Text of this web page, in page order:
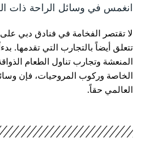
انغمس في وسائل الراحة ذات
لا تقتصر الفخامة في فنادق دبي
تتعلق أيضاً بالتجارب التي تقدمها.
المنعشة وتجارب تناول الطعام
الخاصة وركوب المروحيات، فإن
العالمي حقاً.